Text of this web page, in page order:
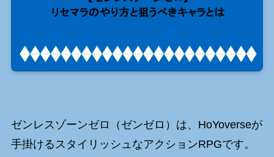
ゼンレスゾーンゼロ（ゼンゼロ）は、HoYoverseが
手掛けるスタイリッシュなアクションRPGです。